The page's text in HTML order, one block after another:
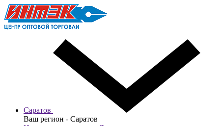
Саратов
Ваш регион - Саратов